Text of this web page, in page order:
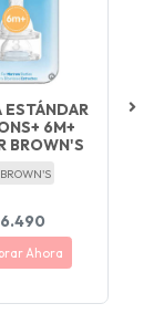
ESTÁNDAR
6M+
BROWN'S
Ahora